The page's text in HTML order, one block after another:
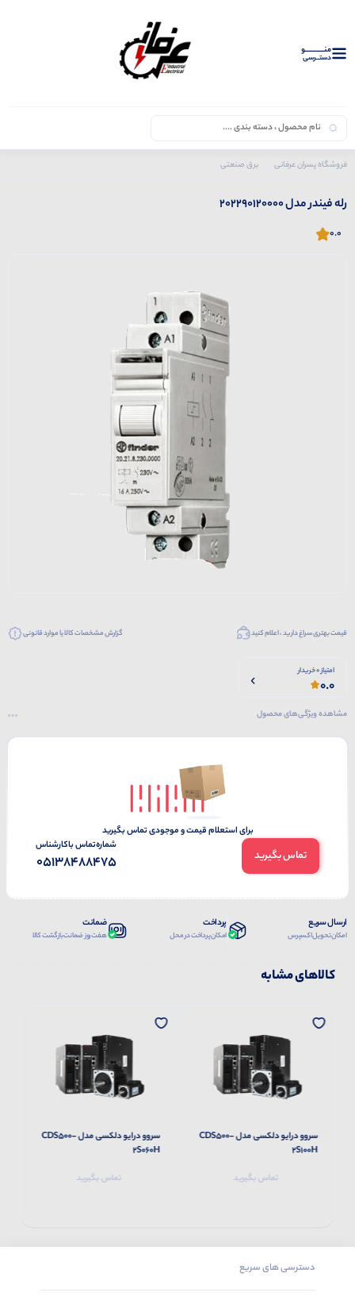
منــــــــــــو
دستــرسی
فروشگاه پسران عرفانی برق صنعتی
رله فیندر مدل 202290120000
0.0
قیمت بهتری سراغ دارید ، اعلام کنید گزارش مشخصات کالا یا موارد قانونی
امتیاز 0 خریدار
0.0
مشاهده ویژگی‌های محصول
برای استعلام قیمت و موجودی تماس بگیرید
تماس بگیرید
شماره‌تماس‌ با‌کارشناس
05138488475
ارسال سریع
امکان تحویل اکسپرس
پرداخت
امکان پرداخت در محل
ضمانت
هفت روز ضمانت بازگشت کالا
کالاهای مشابه
سروو درایو دلکسی مدل CDS500-
2S100H
تماس بگیرید
سروو درایو دلکسی مدل CDS500-
2S060H
تماس بگیرید
دسترسی های سریع